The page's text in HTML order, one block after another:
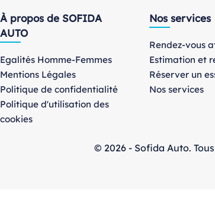
À propos de SOFIDA
AUTO
Egalités Homme-Femmes
Mentions Légales
Politique de confidentialité
Politique d'utilisation des
cookies
Nos services
Rendez-vous
Estimation et
Réserver un
Nos services
© 2026 - Sofida Auto.